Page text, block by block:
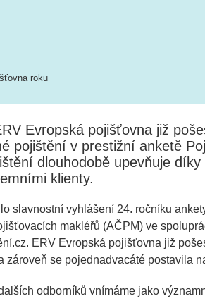
roku
Evropská pojišťovna již
pojištění v prestižní anketě
dlouhodobě upevňuje
klienty.
slavnostní vyhlášení 24. ročníku
makléřů (AČPM) ve
ERV Evropská pojišťovna již
zároveň se pojednadvacáté postavila
odborníků vnímáme jako